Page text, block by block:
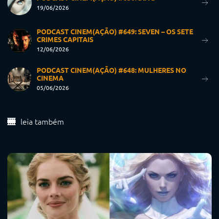
19/06/2026
PODCAST CINEM(AÇÃO) #649: SEVEN – OS SETE
CRIMES CAPITAIS
12/06/2026
PODCAST CINEM(AÇÃO) #648: MULHERES NO
CINEMA
05/06/2026
leia também